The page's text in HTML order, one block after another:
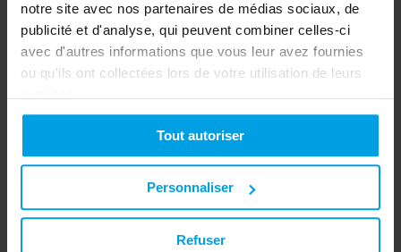
notre site avec nos partenaires de médias sociaux, de
publicité et d'analyse, qui peuvent combiner celles-ci
avec d'autres informations que vous leur avez fournies
ou qu'ils ont collectées lors de votre utilisation de leurs
Tout autoriser
Personnaliser
Refuser
Goulotte LFG 40x60-9001, PVC, avec perforation de
l'embase, blanc alpin crème